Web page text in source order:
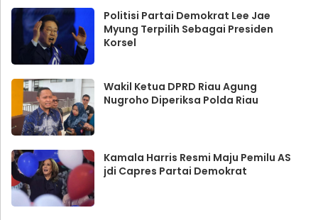
Politisi Partai Demokrat Lee Jae
Myung Terpilih Sebagai Presiden
Korsel
Wakil Ketua DPRD Riau Agung
Nugroho Diperiksa Polda Riau
Kamala Harris Resmi Maju Pemilu AS
jdi Capres Partai Demokrat